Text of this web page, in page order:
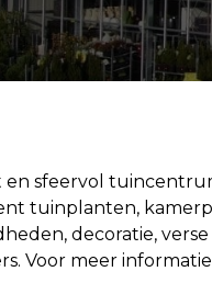
sfeervol
tuinplanten,
decoratie,
Voor meer